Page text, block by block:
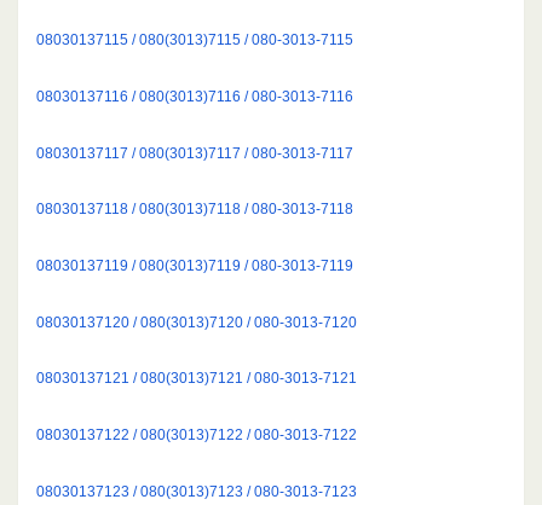
08030137115 / 080(3013)7115 / 080-3013-7115
08030137116 / 080(3013)7116 / 080-3013-7116
08030137117 / 080(3013)7117 / 080-3013-7117
08030137118 / 080(3013)7118 / 080-3013-7118
08030137119 / 080(3013)7119 / 080-3013-7119
08030137120 / 080(3013)7120 / 080-3013-7120
08030137121 / 080(3013)7121 / 080-3013-7121
08030137122 / 080(3013)7122 / 080-3013-7122
08030137123 / 080(3013)7123 / 080-3013-7123